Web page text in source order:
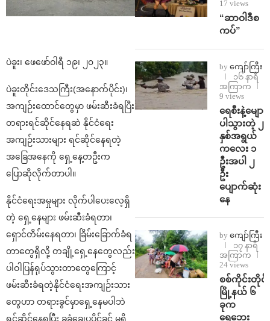
ပဲခူး၊ ဖေဖော်ဝါရီ ၁၉၊ ၂၀၂၃။
ပဲခူးတိုင်းဒေသကြီး(အနောက်ပိုင်း)၊
အကျဉ်းထောင်တွေမှာ ဖမ်းဆီးခံရပြီး
တရားရင်ဆိုင်နေရဆဲ နိုင်ငံရေး
အကျဉ်းသားများ ရင်ဆိုင်နေရတဲ့
အခြေအနေကို ရှေ့နေ့တဦးက
ပြောဆိုလိုက်တာပါ။
နိုင်ငံရေးအမှုများ လိုက်ပါပေးလေ့ရှိ
တဲ့ ရှေ့နေများ ဖမ်းဆီးခံရတာ၊
ရှောင်တိမ်းနေရတာ၊ ခြိမ်းခြောက်ခံရ
တာတွေရှိလို့ တချို့ရှေ့နေတွေလည်း
ပါဝါပြန်ရုပ်သွားတာတွေကြောင့်
ဖမ်းဆီးခံရတဲ့နိုင်ငံရေးအကျဉ်းသား
တွေဟာ တရားခွင်မှာရှေ့နေမပါဘဲ
ရင်ဆိုင်နေရပြီး ခုခံချေပပိုင်ခွင့် မရှိ
17 views
“ဆာဝါဒီစ
ကပ်”
by ကျော်ကြီး
၁၆ နာရီ
အကြာက
9 views
ရေစီးနဲ့မျော
ပါသွားတဲ့ ၂
နှစ်အရွယ်
ကလေး ၁
ဦးအပါ ၂
ဦး
ပျောက်ဆုံး
နေ
by ကျော်ကြီး
၁၇ နာရီ
အကြာက
24 views
စစ်ကိုင်းတိုင်း
မြို့နယ် ၆
ခုက
ရေဘေး